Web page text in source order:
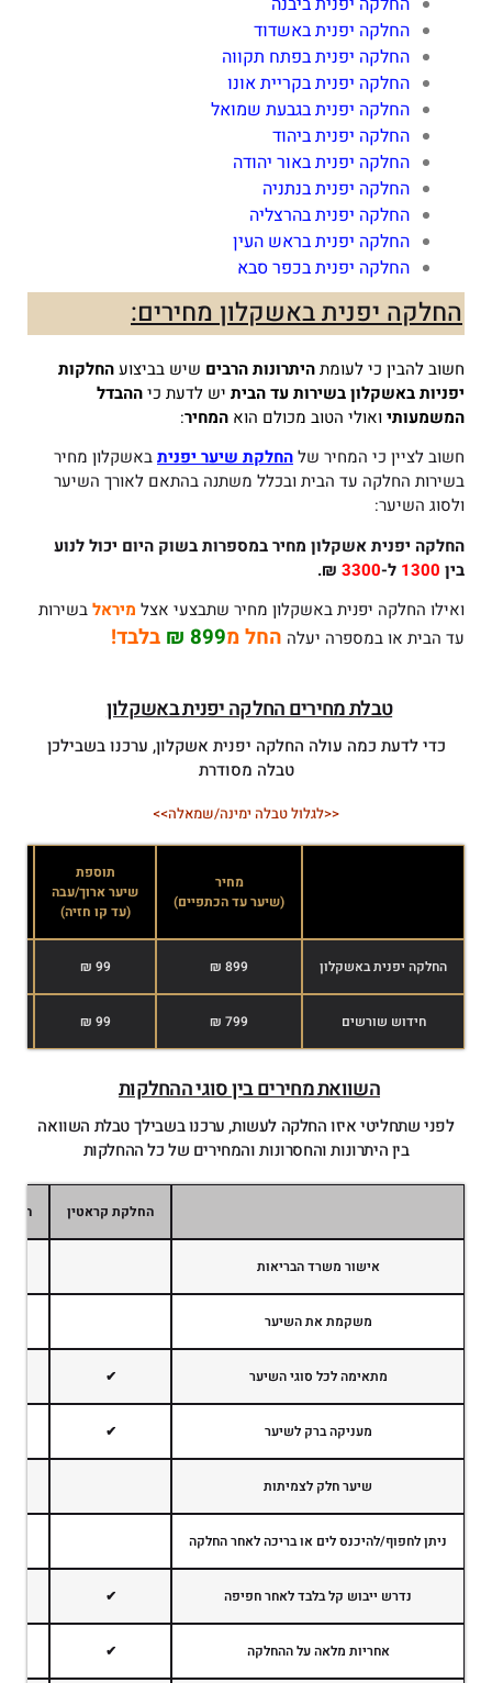
החלקה יפנית באשדוד
החלקה יפנית בפתח תקווה
החלקה יפנית בקריית אונו
החלקה יפנית בגבעת שמואל
החלקה יפנית ביהוד
החלקה יפנית באור יהודה
החלקה יפנית בנתניה
החלקה יפנית בהרצליה
החלקה יפנית בראש העין
החלקה יפנית בכפר סבא
החלקה יפנית באשקלון מחירים:
חשוב להבין כי לעומתהיתרונות הרבים שיש בביצועהחלקות
יפניות באשקלוןבשירות עד הבית יש לדעת כיההבדל
המשמעותיואולי הטוב מכולם הוא המחיר:
חשוב לציין כי המחיר שלהחלקת שיער יפניתבאשקלון מחיר
בשירות החלקה עד הבית ובכלל משתנה בהתאם לאורך השיער
ולסוג השיער:
החלקה יפנית אשקלון מחיר במספרות בשוק היום יכול לנוע
בין 1300 ל-3300
₪.
ואילו החלקה יפנית באשקלון מחיר שתבצעי אצל מיראלבשירות
עד הבית או במספרה יעלה החל מ899 ₪ בלבד!
טבלת מחירים החלקה יפנית באשקלון
כדי לדעת כמה עולה החלקה יפנית אשקלון, ערכנו בשבילכן
טבלה מסודרת
<<לגלול טבלה ימינה/שמאלה>>
מחיר
(שיער עד הכתפיים)
תוספת
שיער ארוך/עבה
(עד קו חזיה)
החלקה יפנית באשקלון 899 ₪
99 ₪
חידוש שורשים 799 ₪
99 ₪
השוואת מחירים בין סוגי ההחלקות
לפני שתחליטי איזו החלקה לעשות, ערכנו בשבילך טבלת השוואה
בין היתרונות והחסרונות והמחירים של כל ההחלקות
החלקת קראטין
אישור משרד הבריאות
משקמת את השיער
מתאימה לכל סוגי השיער ✔
מעניקה ברק לשיער ✔
שיער חלק לצמיתות
ניתן לחפוף/להיכנס לים או בריכה לאחר החלקה
נדרש ייבוש קל בלבד לאחר חפיפה ✔
אחריות מלאה על ההחלקה ✔